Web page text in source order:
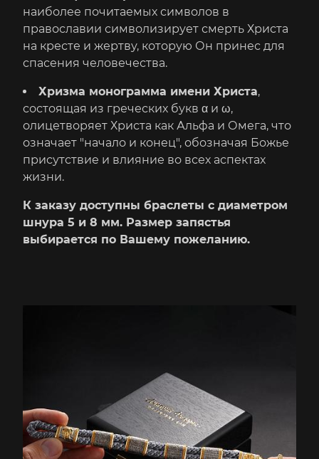
наиболее почитаемых символов в
православии символизирует смерть Христа
на кресте и жертву, которую Он принес для
спасения человечества.
Хризма монограмма имени Христа,
состоящая из греческих букв α и ω,
олицетворяет Христа как Альфа и Омега, что
означает "начало и конец", обозначая Божье
присутствие и влияние во всех аспектах
жизни.
К заказу доступны браслеты с диаметром
шнура 5 и 8 мм. Размер запястья
выбирается по Вашему пожеланию.